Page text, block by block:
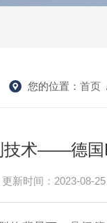
您的位置： 首页
技术——德国
更新时间：2023-08-